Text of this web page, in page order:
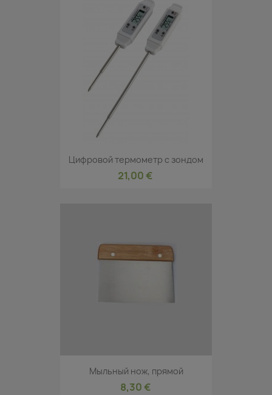
Цифровой термометр с зондом
21,00 €
Mыльный нож, прямой
8,30 €